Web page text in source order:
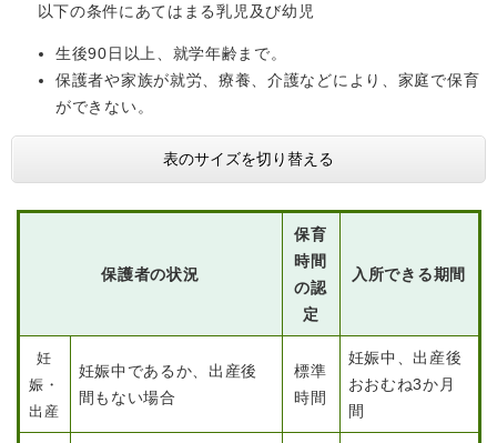
住居・引っ越
以下の条件にあてはまる乳児及び幼児
生後90日以上、就学年齢まで​。
保護者や家族が就労、療養、介護などにより、家庭で保育
ができない。
表のサイズを切り替える
保護者の状況
保育
時間
の認
定
入所できる期間
妊
娠・
出産
妊娠中であるか、出産後
間もない場合
標準
時間
妊娠中、出産後
おおむね3か月
間